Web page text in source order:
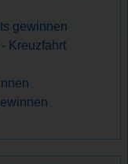
gewinnen
Kreuzfahrt